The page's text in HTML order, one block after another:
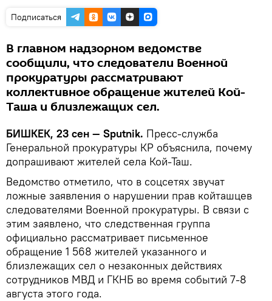
Подписаться
В главном надзорном ведомстве
сообщили, что следователи Военной
прокуратуры рассматривают
коллективное обращение жителей Кой-
Таша и близлежащих сел.
БИШКЕК, 23 сен — Sputnik. Пресс-служба
Генеральной прокуратуры КР объяснила, почему
допрашивают жителей села Кой-Таш.
Ведомство отметило, что в соцсетях звучат
ложные заявления о нарушении прав койташцев
следователями Военной прокуратуры. В связи с
этим заявлено, что следственная группа
официально рассматривает письменное
обращение 1 568 жителей указанного и
близлежащих сел о незаконных действиях
сотрудников МВД и ГКНБ во время событий 7-8
августа этого года.